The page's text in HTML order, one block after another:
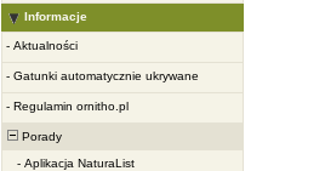
Informacje
- Aktualności
- Gatunki automatycznie ukrywane
- Regulamin ornitho.pl
Porady
- Aplikacja NaturaList